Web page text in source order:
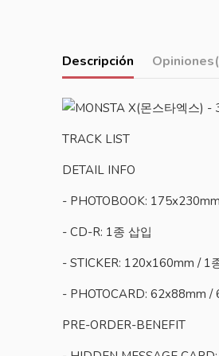
Descripción Opiniones
TRACK LIST
DETAIL INFO
- PHOTOBOOK:
- CD-R: 1종 삽입
- STICKER: 120x160mm / 1
- PHOTOCARD: 62x88mm /
PRE-ORDER-BENEFIT